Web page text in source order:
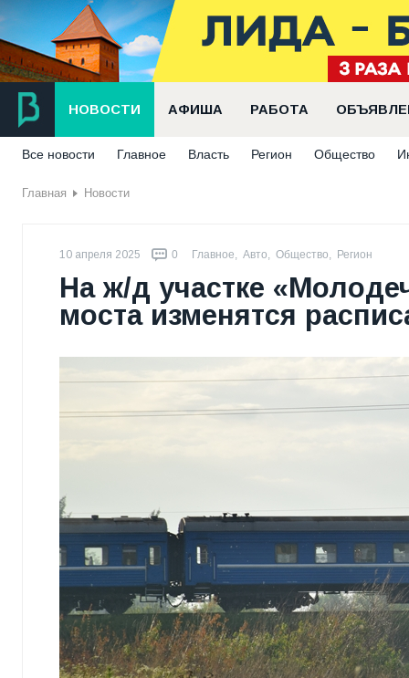
НОВОСТИ АФИША РАБОТА
Все новости Главное Власть Регион Общество
Главная Новости
10 апреля 2025 0 Главное, Авто, Общество, Регион
На ж/д участке
моста изменятся